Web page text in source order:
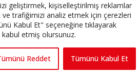
geliştirmek, kişiselleştirilmiş reklamlar
trafiğimizi analiz etmek için çerezleri
Kabul Et" seçeneğine tıklayarak
kabul etmiş olursunuz.
Reddet Tümünü Kabul Et
ülkelerde kalıcı hâle
“aidiyet”, “İslam” ve “Avrupa”
taraflı olarak sorgulanmasına
yerleşik bir Müslüman cemaatin
ve siyasi düzen için, hem